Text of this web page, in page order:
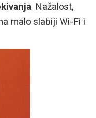
. Nažalost,
malo slabiji Wi-Fi i